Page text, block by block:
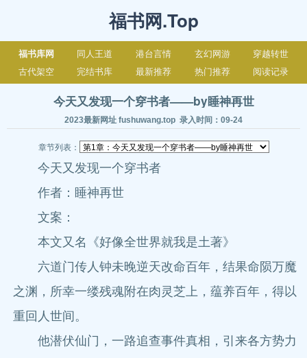
福书网.Top
福书库网 同人王道 港台言情 玄幻网游
穿越转世
古代架空
完结书库 最新推荐 热门推荐 阅读记录
今天又发现一个穿书者——by睡神再世
2023最新网址 fushuwang.top 录入时间：09-24
章节列表：
今天又发现一个穿书者
作者：睡神再世
文案：
本文又名《好像全世界就我是土著》
六道门传人钟未晚逆天改命百年，结果命陨万魔
之渊，所幸一缕残魂附在肉灵芝上，蕴养百年，得以
重回人世间。
他潜伏仙门，一路追查事件真相，引来各方势力